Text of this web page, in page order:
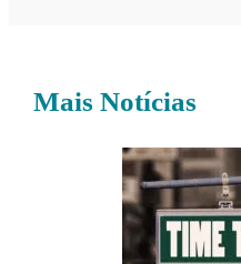
Mais Notícias